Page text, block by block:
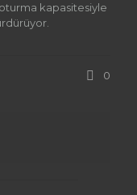
kapasitesiyle
0